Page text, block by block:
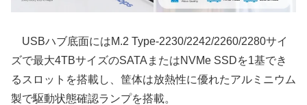
USBハブ底面にはM.2 Type-2230/2242/2260/2280サイ
ズで最大4TBサイズのSATAまたはNVMe SSDを1基でき
るスロットを搭載し、筐体は放熱性に優れたアルミニウム
製で駆動状態確認ランプを搭載。